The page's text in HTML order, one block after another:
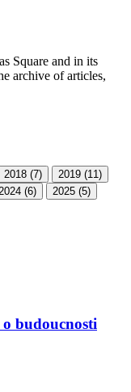
Square and in its
archive of articles,
2018 (7) 2019 (11)
(6) 2025 (5)
budoucnosti